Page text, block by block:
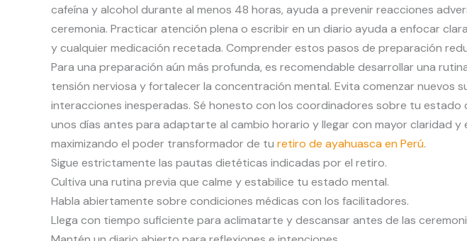
cafeína y alcohol durante al menos 48 horas, ayuda a prevenir reacciones
ceremonia. Practicar atención plena o escribir en un diario ayuda a enfocar
y cualquier medicación recetada. Comprender estos pasos de preparación
Para una preparación aún más profunda, es recomendable desarrollar una
tensión nerviosa y fortalecer la concentración mental. Evita comenzar
interacciones inesperadas. Sé honesto con los coordinadores sobre tu
unos días antes para adaptarte al cambio horario y llegar con mayor claridad
maximizando el poder transformador de tu retiro de ayahuasca en Perú.
Sigue estrictamente las pautas dietéticas indicadas por el retiro.
Cultiva una rutina previa que calme y estabilice tu estado mental.
Habla abiertamente sobre condiciones médicas con los facilitadores.
Llega con tiempo suficiente para aclimatarte y descansar antes de las